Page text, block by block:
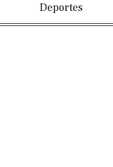
Deportes